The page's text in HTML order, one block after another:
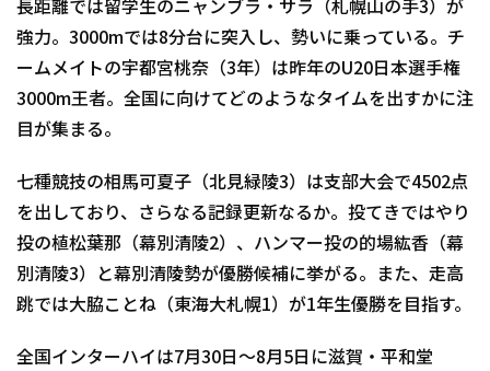
長距離では留学生のニャンブラ・サラ（札幌山の手3）が
強力。3000mでは8分台に突入し、勢いに乗っている。チ
ームメイトの宇都宮桃奈（3年）は昨年のU20日本選手権
3000m王者。全国に向けてどのようなタイムを出すかに注
目が集まる。
七種競技の相馬可夏子（北見緑陵3）は支部大会で4502点
を出しており、さらなる記録更新なるか。投てきではやり
投の植松葉那（幕別清陵2）、ハンマー投の的場紘香（幕
別清陵3）と幕別清陵勢が優勝候補に挙がる。また、走高
跳では大脇ことね（東海大札幌1）が1年生優勝を目指す。
全国インターハイは7月30日～8月5日に滋賀・平和堂